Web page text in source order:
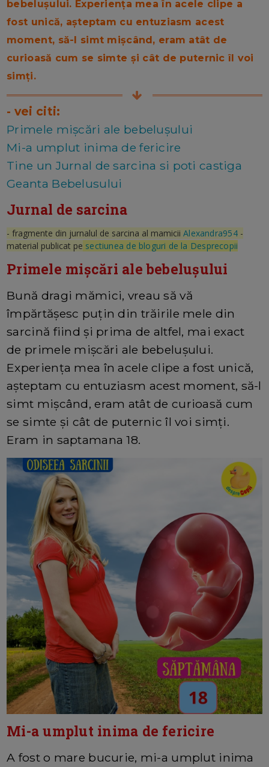
bebelușului. Experiența mea în acele clipe a
fost unică, așteptam cu entuziasm acest
moment, să-l simt mișcând, eram atât de
curioasă cum se simte și cât de puternic îl voi
simți.
- vei citi:
Primele mișcări ale bebelușului
Mi-a umplut inima de fericire
Tine un Jurnal de sarcina si poti castiga
Geanta Bebelusului
Jurnal de sarcina
- fragmente din jurnalul de sarcina al mamiciiAlexandra954-
material publicat pe sectiunea de bloguri de la Desprecopii
Primele mișcări ale bebelușului
Bună dragi mămici, vreau să vă
împărtășesc puțin din trăirile mele din
sarcină fiind și prima de altfel, mai exact
de primele mișcări ale bebelușului.
Experiența mea în acele clipe a fost unică,
așteptam cu entuziasm acest moment, să-l
simt mișcând, eram atât de curioasă cum
se simte și cât de puternic îl voi simți.
Eram in saptamana 18.
Mi-a umplut inima de fericire
A fost o mare bucurie, mi-a umplut inima